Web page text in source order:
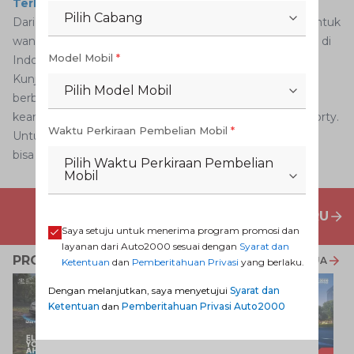
Terlengkap
Dari keempat rekomendasi mobil Toyota yang cocok untuk
wanita pendek, mana yang menjadi mobil untuk wanita di
Indonesia favorit AutoFamily?
Kunjungi
berbagai
Promo Dealer Mobil Toyota
keamanan dan teknologi yang menarik, elegan, dan sporty.
Untuk berbagai jenis layananpurna jual
bisa jadwalkan kunjungan
di sini
PENAWARAN MOBIL BARU
PROMO TERKAIT LIHAT SEMUA
Pilih Cabang
Model Mobil *
Pilih Model Mobil
Waktu Perkiraan Pembelian Mobil *
Pilih Waktu Perkiraan Pembelian
Mobil
Saya setuju untuk menerima program promosi dan
layanan dari Auto2000 sesuai dengan Syarat dan
Ketentuan dan Pemberitahuan Privasi yang berlaku.
Dengan melanjutkan, saya menyetujui Syarat dan
Ketentuan dan Pemberitahuan Privasi Auto2000